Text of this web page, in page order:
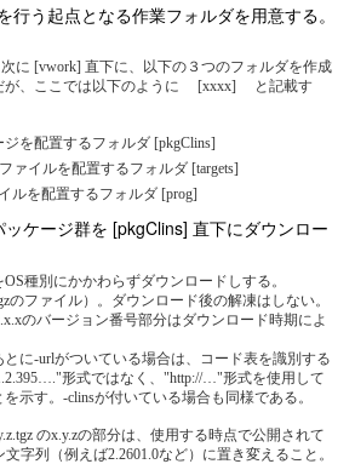
行う起点となる作業フォルダを用意する。
に [vwork] 直下に、以下の３つのフォルダを作成
が、ここでは以下のように [xxxx] と記載す
を配置するフォルダ [pkgClins]
ァイルを配置するフォルダ [targets]
ルを配置するフォルダ [prog]
ケージ群を [pkgClins] 直下にダウンロー
種別にかかわらずダウンロードしする。
のファイル）。ダウンロード後の解凍はしない。
のバージョン番号部分はダウンロード時期によ
に-urlがついている場合は、コード表を識別する
形式ではなく、"http://…"形式を使用して
示す。-clinsが付いている場合も同様である。
のx.y.zの部分は、使用する時点で公開されて
字列（例えば2.2601.0など）に置き変えること。